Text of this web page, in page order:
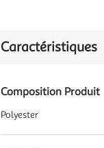
Caractéristiques
Composition Produit
Polyester